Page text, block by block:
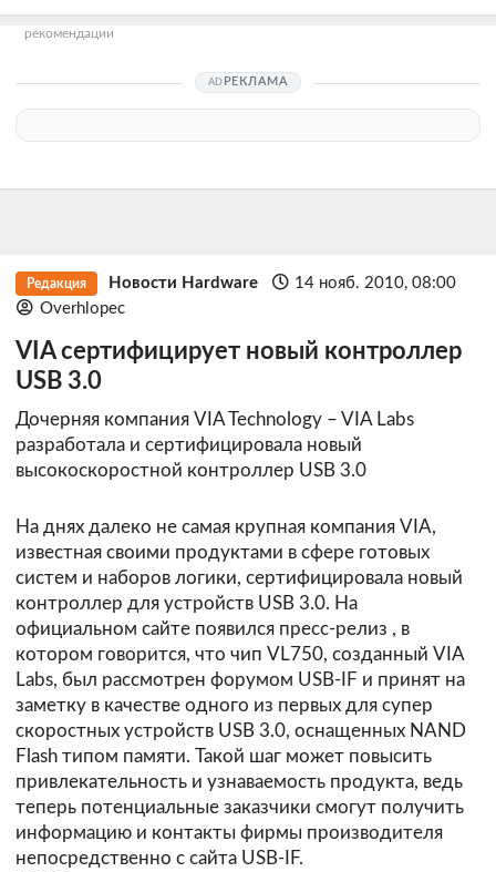
рекомендации
РЕКЛАМА
Редакция Новости Hardware
14 нояб. 2010, 08:00
Overhlopec
VIA сертифицирует новый контроллер
USB 3.0
Дочерняя компания VIA Technology – VIA Labs
разработала и сертифицировала новый
высокоскоростной контроллер USB 3.0
На днях далеко не самая крупная компания VIA,
известная своими продуктами в сфере готовых
систем и наборов логики, сертифицировала новый
контроллер для устройств USB 3.0. На
официальном сайте появился пресс-релиз , в
котором говорится, что чип VL750, созданный VIA
Labs, был рассмотрен форумом USB-IF и принят на
заметку в качестве одного из первых для супер
скоростных устройств USB 3.0, оснащенных NAND
Flash типом памяти. Такой шаг может повысить
привлекательность и узнаваемость продукта, ведь
теперь потенциальные заказчики смогут получить
информацию и контакты фирмы производителя
непосредственно с сайта USB-IF.